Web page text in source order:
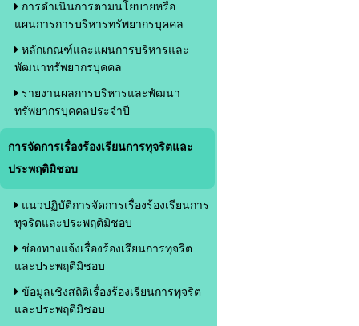
การดำเนินการตามนโยบายหรือ
แผนการการบริหารทรัพยากรบุคคล
หลักเกณฑ์และแผนการบริหารและ
พัฒนาทรัพยากรบุคคล
รายงานผลการบริหารและพัฒนา
ทรัพยากรบุคคลประจำปี
การจัดการเรื่องร้องเรียนการทุจริตและ
ประพฤติมิชอบ
แนวปฏิบัติการจัดการเรื่องร้องเรียนการ
ทุจริตและประพฤติมิชอบ
ช่องทางแจ้งเรื่องร้องเรียนการทุจริต
และประพฤติมิชอบ
ข้อมูลเชิงสถิติเรื่องร้องเรียนการทุจริต
และประพฤติมิชอบ